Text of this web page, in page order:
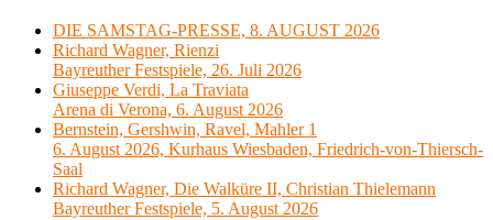
DIE SAMSTAG-PRESSE, 8. AUGUST 2026
Richard Wagner, Rienzi
Bayreuther Festspiele, 26. Juli 2026
Giuseppe Verdi, La Traviata
Arena di Verona, 6. August 2026
Bernstein, Gershwin, Ravel, Mahler 1
6. August 2026, Kurhaus Wiesbaden, Friedrich-von-Thiersch-
Saal
Richard Wagner, Die Walküre II, Christian Thielemann
Bayreuther Festspiele, 5. August 2026